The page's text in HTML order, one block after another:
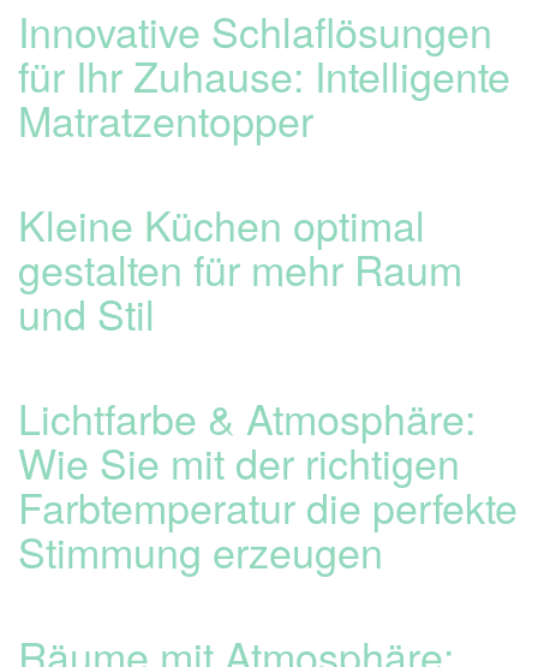
Innovative Schlaflösungen
für Ihr Zuhause: Intelligente
Matratzentopper
Kleine Küchen optimal
gestalten für mehr Raum
und Stil
Lichtfarbe & Atmosphäre:
Wie Sie mit der richtigen
Farbtemperatur die perfekte
Stimmung erzeugen